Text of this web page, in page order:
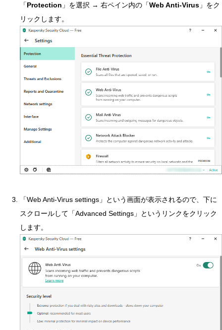
「Protection 」を選択 → 右ペイン内の「Web Anti-Virus 」をク
リックします。
「Web Anti-Virus settings」という画面が表示されるので、下に
スクロールして「Advanced Settings」というリンクをクリック
します。